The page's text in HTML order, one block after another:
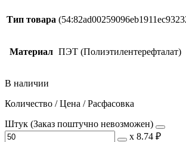
Тип товара
Материал ПЭТ (Полиэтилентерефталат)
В наличии
Количество / Цена / Расфасовка
Штук (Заказ поштучно невозможен)
х 8.74 ₽